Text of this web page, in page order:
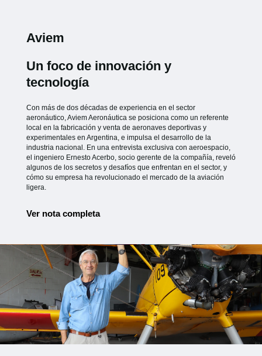
Aviem
Un foco de innovación y
tecnología
Con más de dos décadas de experiencia en el sector
aeronáutico, Aviem Aeronáutica se posiciona como un referente
local en la fabricación y venta de aeronaves deportivas y
experimentales en Argentina, e impulsa el desarrollo de la
industria nacional. En una entrevista exclusiva con aeroespacio,
el ingeniero Ernesto Acerbo, socio gerente de la compañía, reveló
algunos de los secretos y desafíos que enfrentan en el sector, y
cómo su empresa ha revolucionado el mercado de la aviación
ligera.
Ver nota completa